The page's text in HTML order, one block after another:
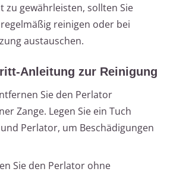
zu gewährleisten, sollten Sie
reinigen oder bei
austauschen.
Anleitung zur Reinigung
Sie den Perlator
Zange. Legen Sie ein Tuch
Perlator, um Beschädigungen
Sie den Perlator ohne